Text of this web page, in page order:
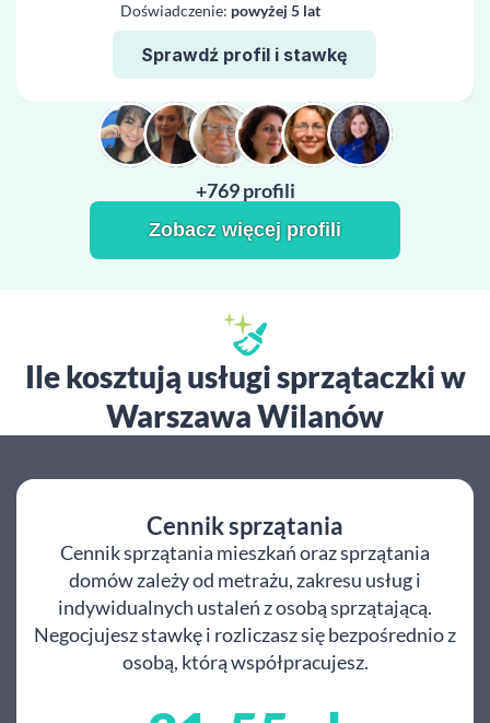
Doświadczenie: powyżej 5 lat
Sprawdź profil i stawkę
+769 profili
Zobacz więcej profili
Ile kosztują usługi sprzątaczki w
Warszawa Wilanów
Cennik sprzątania
Cennik sprzątania mieszkań oraz sprzątania
domów zależy od metrażu, zakresu usług i
indywidualnych ustaleń z osobą sprzątającą.
Negocjujesz stawkę i rozliczasz się bezpośrednio z
osobą, którą współpracujesz.